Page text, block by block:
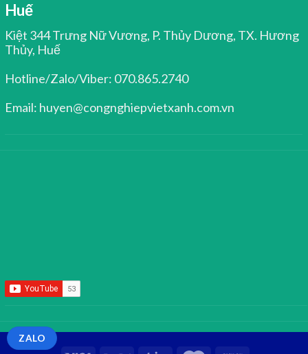
Huế
Kiệt 344 Trưng Nữ Vương, P. Thủy Dương, TX. Hương
Thủy, Huế
Hotline/Zalo/Viber: 070.865.2740
Email: huyen@congnghiepvietxanh.com.vn
ZALO